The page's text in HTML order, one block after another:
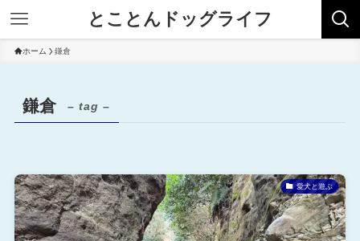
とことんドッグライフ
ホーム 鎌倉
鎌倉 – tag –
愛犬と遊ぶ